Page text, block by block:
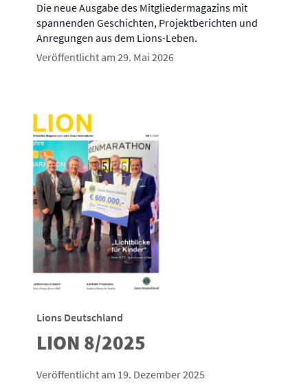
Die neue Ausgabe des Mitgliedermagazins mit
spannenden Geschichten, Projektberichten und
Anregungen aus dem Lions-Leben.
Veröffentlicht am 29. Mai 2026
Lions Deutschland
LION 8/2025
Veröffentlicht am 19. Dezember 2025